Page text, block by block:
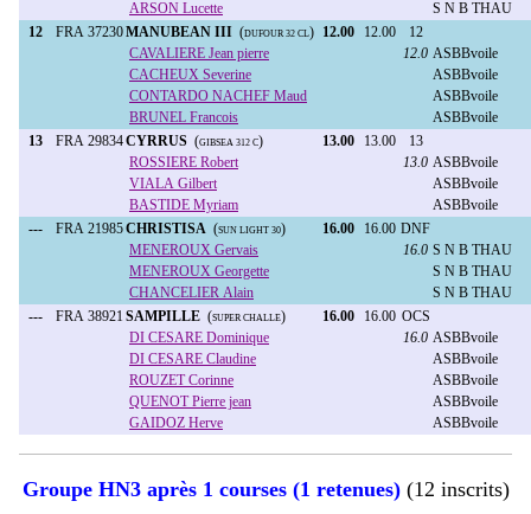
ARSON Lucette
S N B THAU
12
FRA 37230MANUBEAN III (DUFOUR 32 CL)
CAVALIERE Jean pierre
CACHEUX Severine
CONTARDO NACHEF Maud
BRUNEL Francois
12.00 12.00
12
12.0 ASBBvoile
ASBBvoile
ASBBvoile
ASBBvoile
13
FRA 29834CYRRUS (GIBSEA 312 C)
ROSSIERE Robert
VIALA Gilbert
BASTIDE Myriam
13.00 13.00
13
13.0 ASBBvoile
ASBBvoile
ASBBvoile
---
FRA 21985CHRISTISA (SUN LIGHT 30)
MENEROUX Gervais
MENEROUX Georgette
CHANCELIER Alain
16.00 16.00 DNF
16.0 S N B THAU
S N B THAU
S N B THAU
---
FRA 38921SAMPILLE (SUPER CHALLE)
DI CESARE Dominique
DI CESARE Claudine
ROUZET Corinne
QUENOT Pierre jean
GAIDOZ Herve
16.00 16.00 OCS
16.0 ASBBvoile
ASBBvoile
ASBBvoile
ASBBvoile
ASBBvoile
Groupe HN3 après 1 courses (1 retenues)(12 inscrits)